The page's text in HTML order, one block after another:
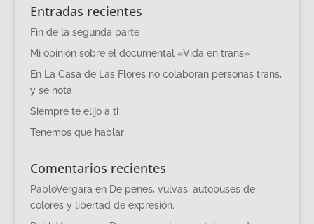
Entradas recientes
Fin de la segunda parte
Mi opinión sobre el documental «Vida en trans»
En La Casa de Las Flores no colaboran personas trans,
y se nota
Siempre te elijo a ti
Tenemos que hablar
Comentarios recientes
PabloVergara en De penes, vulvas, autobuses de
colores y libertad de expresión.